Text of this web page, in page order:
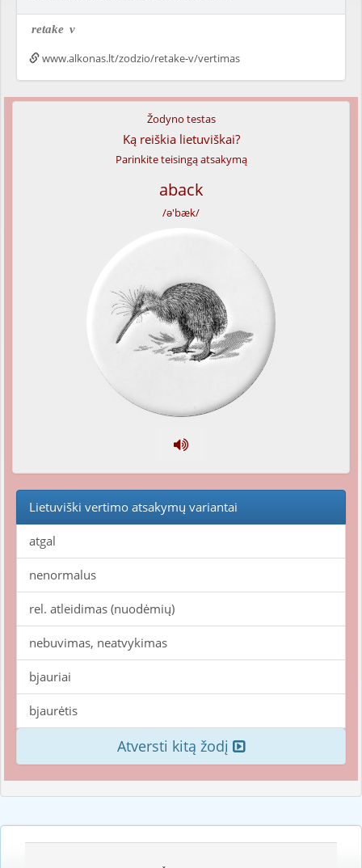
retake v
www.alkonas.lt/zodzio/retake-v/vertimas
Žodyno testas
Ką reiškia lietuviškai?
Parinkite teisingą atsakymą
aback
/ə'bæk/
Lietuviški vertimo atsakymų variantai
atgal
nenormalus
rel. atleidimas (nuodėmių)
nebuvimas, neatvykimas
bjauriai
bjaurėtis
Atversti kitą žodį